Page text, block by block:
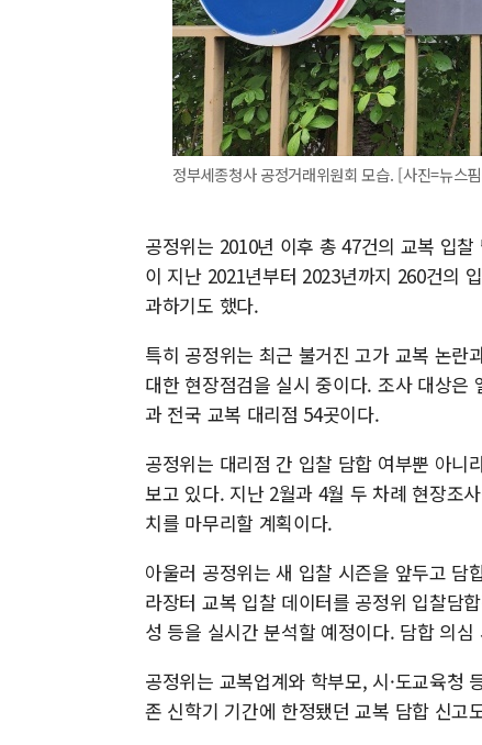
정부세종청사 공정거래위원회 모습. [사진=뉴스
공정위는 2010년 이후 총 47건의 교복 입
이 지난 2021년부터 2023년까지 260건의
과하기도 했다.
특히 공정위는 최근 불거진 고가 교복 논란
대한 현장점검을 실시 중이다. 조사 대상은
과 전국 교복 대리점 54곳이다.
공정위는 대리점 간 입찰 담합 여부뿐 아
보고 있다. 지난 2월과 4월 두 차례 현장조
치를 마무리할 계획이다.
아울러 공정위는 새 입찰 시즌을 앞두고
라장터 교복 입찰 데이터를 공정위 입찰담
성 등을 실시간 분석할 예정이다. 담합 의
공정위는 교복업계와 학부모, 시·도교육청
존 신학기 기간에 한정됐던 교복 담합 신고